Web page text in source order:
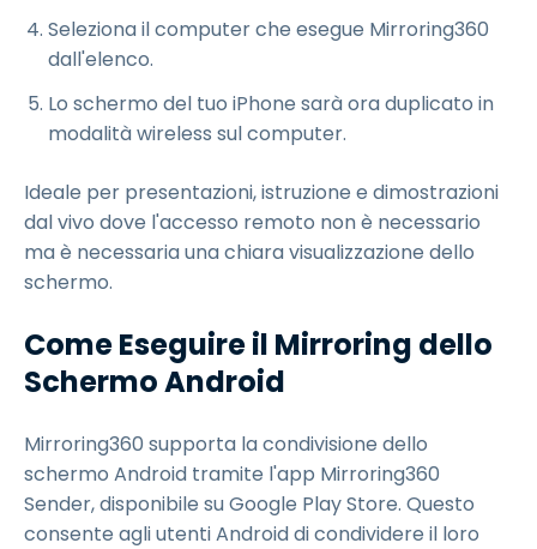
Seleziona il computer che esegue Mirroring360
dall'elenco.
Lo schermo del tuo iPhone sarà ora duplicato in
modalità wireless sul computer.
Ideale per presentazioni, istruzione e dimostrazioni
dal vivo dove l'accesso remoto non è necessario
ma è necessaria una chiara visualizzazione dello
schermo.
Come Eseguire il Mirroring dello
Schermo Android
Mirroring360 supporta la condivisione dello
schermo Android tramite l'app Mirroring360
Sender, disponibile su Google Play Store. Questo
consente agli utenti Android di condividere il loro